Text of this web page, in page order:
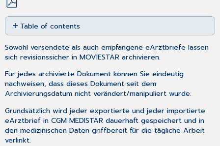
Save
as
PDF
Table of contents
No
headers
Sowohlversendete als auchempfangene eArztbriefe lassen
sich revisionssicher in MOVIESTAR archivieren.
Für jedes archivierte Dokument können Sie eindeutig
nachweisen, dass dieses Dokument seit dem
Archivierungsdatum nicht verändert/manipuliert wurde.
Grundsätzlich wird jeder exportierte und jeder importierte
eArztbrief in CGM MEDISTAR dauerhaft gespeichert und in
denmedizinischen Daten griffbereit für die tägliche Arbeit
verlinkt.